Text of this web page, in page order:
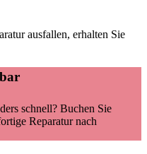
ausfallen, erhalten Sie
schnell? Buchen Sie
Reparatur nach